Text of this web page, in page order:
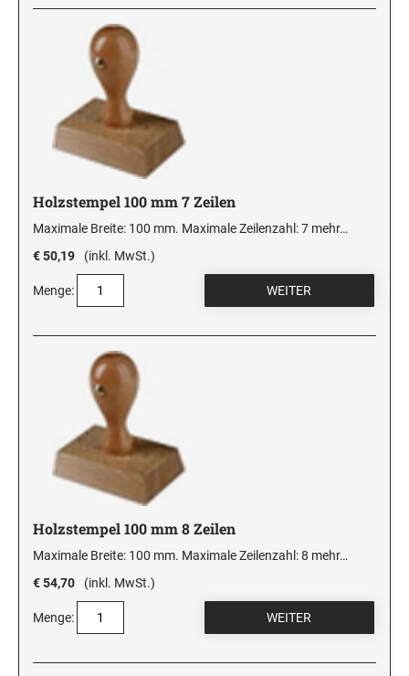
Holzstempel 100 mm 7 Zeilen
Maximale Breite: 100 mm. Maximale Zeilenzahl: 7 mehr…
€ 50,19
(inkl. MwSt.)
Menge:
Holzstempel 100 mm 8 Zeilen
Maximale Breite: 100 mm. Maximale Zeilenzahl: 8 mehr…
€ 54,70
(inkl. MwSt.)
Menge: